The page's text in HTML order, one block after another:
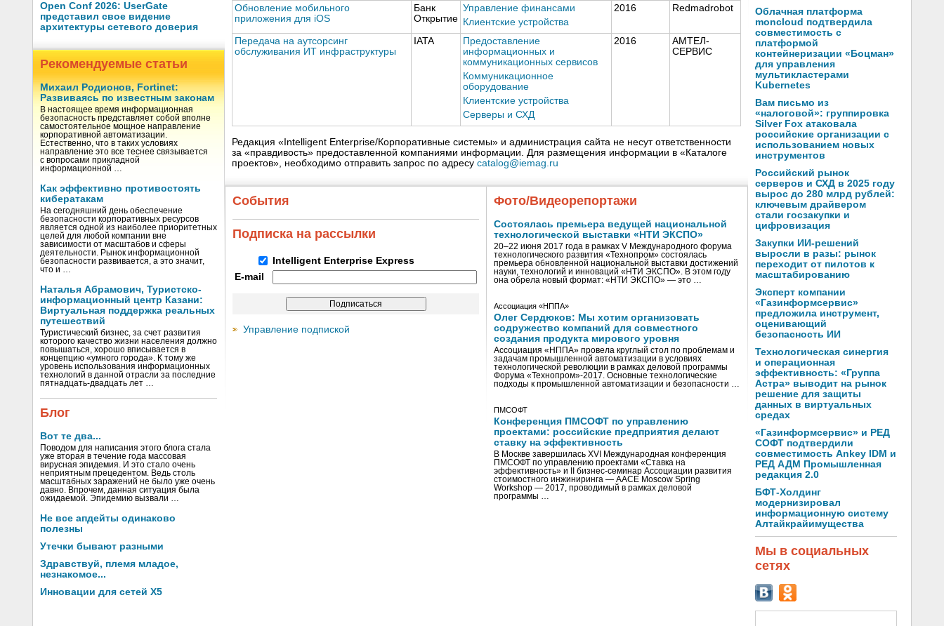
Open Conf 2026: UserGate
представил свое видение
архитектуры сетевого доверия
Рекомендуемые статьи
Михаил Родионов, Fortinet:
Развиваясь по известным законам
В настоящее время информационная
безопасность представляет собой вполне
самостоятельное мощное направление
корпоративной автоматизации.
Естественно, что в таких условиях
направление это все теснее связывается
с вопросами прикладной
информационной …
Как эффективно противостоять
кибератакам
На сегодняшний день обеспечение
безопасности корпоративных ресурсов
является одной из наиболее приоритетных
целей для любой компании вне
зависимости от масштабов и сферы
деятельности. Рынок информационной
безопасности развивается, а это значит,
что и …
Наталья Абрамович, Туристско-
информационный центр Казани:
Виртуальная поддержка реальных
путешествий
Туристический бизнес, за счет развития
которого качество жизни населения должно
повышаться, хорошо вписывается в
концепцию «умного города». К тому же
уровень использования информационных
технологий в данной отрасли за последние
пятнадцать-двадцать лет …
Блог
Вот те два...
Поводом для написания этого блога стала
уже вторая в течение года массовая
вирусная эпидемия. И это стало очень
неприятным прецедентом. Ведь столь
масштабных заражений не было уже очень
давно. Впрочем, данная ситуация была
ожидаемой. Эпидемию вызвали …
Не все апдейты одинаково
полезны
Утечки бывают разными
Здравствуй, племя младое,
незнакомое...
Инновации для сетей X5
Обновление мобильного
приложения для iOS
Банк
Открытие
Управление финансами
Клиентские устройства
2016 Redmadrobot
Передача на аутсорсинг
обслуживания ИТ инфраструктуры
IATA
Предоставление
информационных и
коммуникационных сервисов
Коммуникационное
оборудование
Клиентские устройства
Серверы и СХД
2016
АМТЕЛ-
СЕРВИС
Редакция «Intelligent Enterprise/Корпоративные системы» и администрация сайта не несут ответственности
за «правдивость» предоставленной компаниями информации. Для размещения информации в «Каталоге
проектов», необходимо отправить запрос по адресу catalog@iemag.ru
События
Подписка на рассылки
Intelligent Enterprise Express
E-mail
Управление подпиской
Фото/Видеорепортажи
Состоялась премьера ведущей национальной
технологической выставки «НТИ ЭКСПО»
20–22 июня 2017 года в рамках V Международного форума
технологического развития «Технопром» состоялась
премьера обновленной национальной выставки достижений
науки, технологий и инноваций «НТИ ЭКСПО». В этом году
она обрела новый формат: «НТИ ЭКСПО» — это …
Ассоциация «НППА»
Олег Сердюков: Мы хотим организовать
содружество компаний для совместного
создания продукта мирового уровня
Ассоциация «НППА» провела круглый стол по проблемам и
задачам промышленной автоматизации в условиях
технологической революции в рамках деловой программы
Форума «Технопром»-2017. Основные технологические
подходы к промышленной автоматизации и безопасности …
ПМСОФТ
Конференция ПМСОФТ по управлению
проектами: российские предприятия делают
ставку на эффективность
В Москве завершилась XVI Международная конференция
ПМСОФТ по управлению проектами «Ставка на
эффективность» и II бизнес-семинар Ассоциации развития
стоимостного инжиниринга — AACE Moscow Spring
Workshop — 2017, проводимый в рамках деловой
программы …
Облачная платформа
moncloud подтвердила
совместимость с
платформой
контейнеризации «Боцман»
для управления
мультикластерами
Kubernetes
Вам письмо из
«налоговой»: группировка
Silver Fox атаковала
российские организации с
использованием новых
инструментов
Российский рынок
серверов и СХД в 2025 году
вырос до 280 млрд рублей:
ключевым драйвером
стали госзакупки и
цифровизация
Закупки ИИ-решений
выросли в разы: рынок
переходит от пилотов к
масштабированию
Эксперт компании
«Газинформсервис»
предложила инструмент,
оценивающий
безопасность ИИ
Технологическая синергия
и операционная
эффективность: «Группа
Астра» выводит на рынок
решение для защиты
данных в виртуальных
средах
«Газинформсервис» и РЕД
СОФТ подтвердили
совместимость Ankey IDM и
РЕД АДМ Промышленная
редакция 2.0
БФТ-Холдинг
модернизировал
информационную систему
Алтайкрайимущества
Мы в социальных
сетях